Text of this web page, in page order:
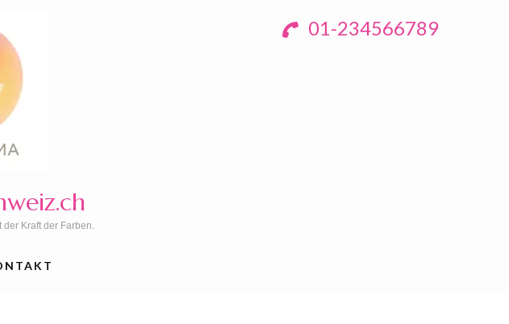
01-234566789
Kraft der Farben.